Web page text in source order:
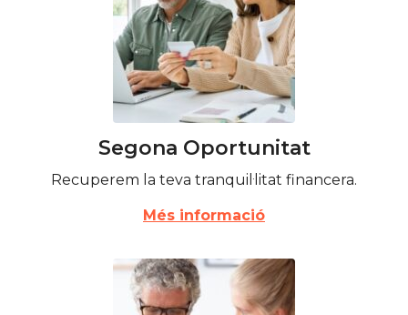
Segona Oportunitat
Recuperem la teva tranquil·litat financera.
Més informació